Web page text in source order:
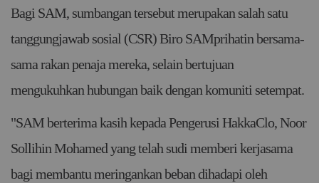
Bagi SAM, sumbangan tersebut merupakan salah satu
tanggungjawab sosial (CSR) Biro SAMprihatin bersama-
sama rakan penaja mereka, selain bertujuan
mengukuhkan hubungan baik dengan komuniti setempat.
"SAM berterima kasih kepada Pengerusi HakkaClo, Noor
Sollihin Mohamed yang telah sudi memberi kerjasama
bagi membantu meringankan beban dihadapi oleh